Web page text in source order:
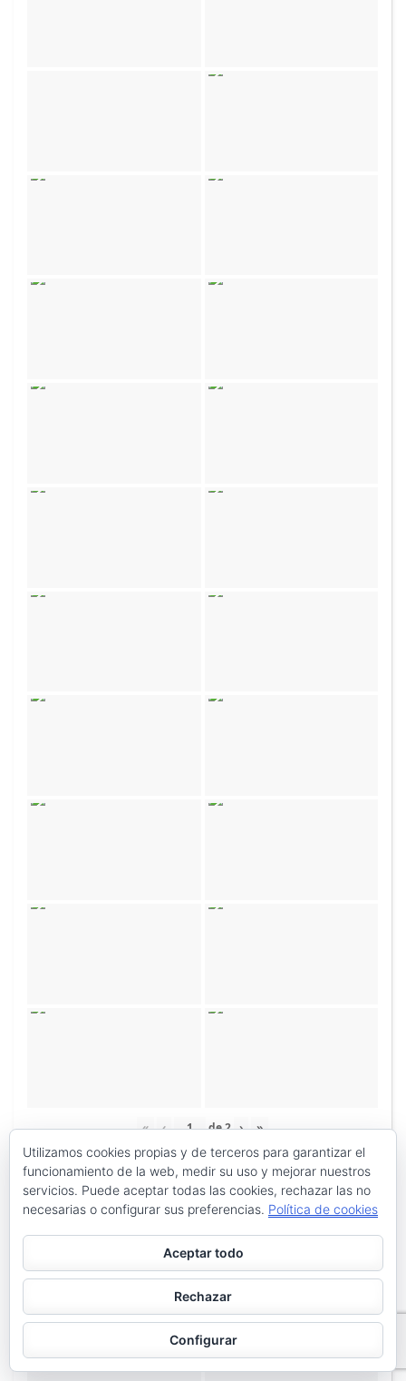
« ‹ de2 ›
»
Utilizamos cookies propias y de terceros para garantizar el
funcionamiento de la web, medir su uso y mejorar nuestros
servicios. Puede aceptar todas las cookies, rechazar las no
necesarias o configurar sus preferencias. Política de cookies
Aceptar todo
Rechazar
Configurar